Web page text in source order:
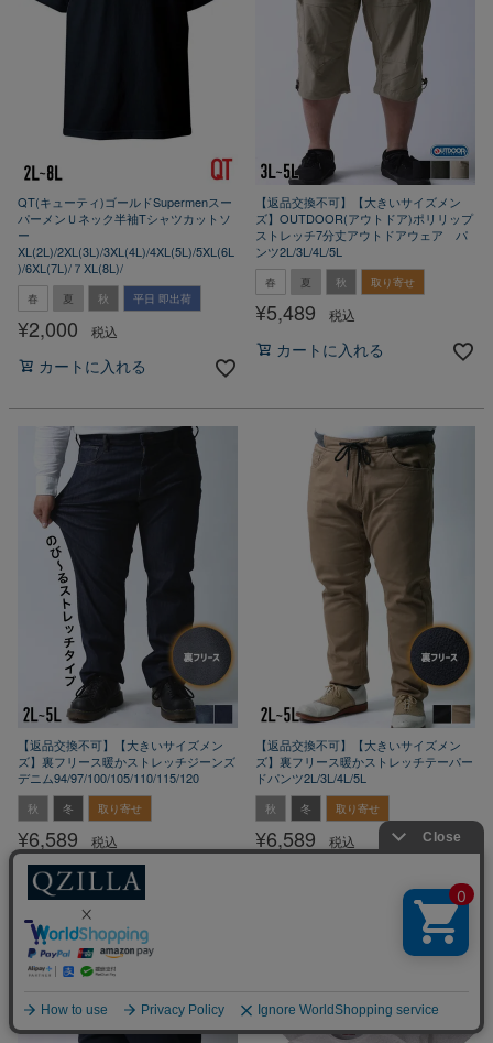
QT(キューティ)ゴールドSupermenスー
パーメンＵネック半袖Tシャツカットソ
ー
XL(2L)/2XL(3L)/3XL(4L)/4XL(5L)/5XL(6L
)/6XL(7L)/７XL(8L)/
春 夏 秋 平日 即出荷
¥2,000 税込
カートに入れる
【返品交換不可】【大きいサイズメン
ズ】OUTDOOR(アウトドア)ポリリップ
ストレッチ7分丈アウトドアウェア パ
ンツ2L/3L/4L/5L
春 夏 秋 取り寄せ
¥5,489 税込
カートに入れる
【返品交換不可】【大きいサイズメン
ズ】裏フリース暖かストレッチジーンズ
デニム94/97/100/105/110/115/120
秋 冬 取り寄せ
¥6,589 税込
カートに入れる
【返品交換不可】【大きいサイズメン
ズ】裏フリース暖かストレッチテーパー
ドパンツ2L/3L/4L/5L
秋 冬 取り寄せ
¥6,589 税込